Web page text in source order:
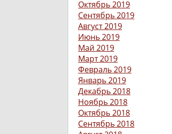
Октябрь 2019
Сентябрь 2019
Август 2019
Июнь 2019
Май 2019
Март 2019
Февраль 2019
Январь 2019
Декабрь 2018
Ноябрь 2018
Октябрь 2018
Сентябрь 2018